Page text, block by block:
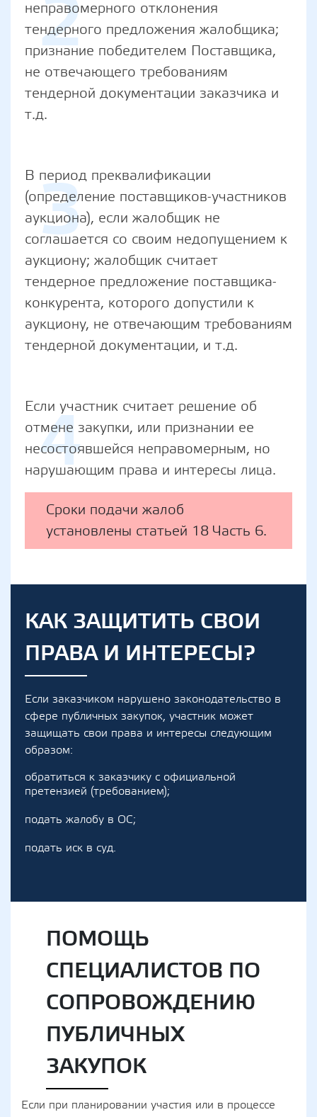
2
неправомерного отклонения
тендерного предложения жалобщика;
признание победителем Поставщика,
не отвечающего требованиям
тендерной документации заказчика и
т.д.
3
В период преквалификации
(определение поставщиков-участников
аукциона), если жалобщик не
соглашается со своим недопущением к
аукциону; жалобщик считает
тендерное предложение поставщика-
конкурента, которого допустили к
аукциону, не отвечающим требованиям
тендерной документации, и т.д.
4
Если участник считает решение об
отмене закупки, или признании ее
несостоявшейся неправомерным, но
нарушающим права и интересы лица.
Сроки подачи жалоб
установлены статьей 18 Часть 6.
КАК ЗАЩИТИТЬ СВОИ
ПРАВА И ИНТЕРЕСЫ?
Если заказчиком нарушено законодательство в
сфере публичных закупок, участник может
защищать свои права и интересы следующим
образом:
обратиться к заказчику с официальной
претензией (требованием);
подать жалобу в ОС;
подать иск в суд.
ПОМОЩЬ
СПЕЦИАЛИСТОВ ПО
СОПРОВОЖДЕНИЮ
ПУБЛИЧНЫХ
ЗАКУПОК
Если при планировании участия или в процессе